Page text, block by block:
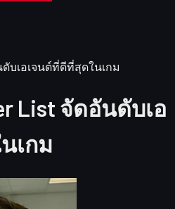
ดับเอเจนต์ที่ดีที่สุดในเกม
List จัดอันดับเอ
เกม